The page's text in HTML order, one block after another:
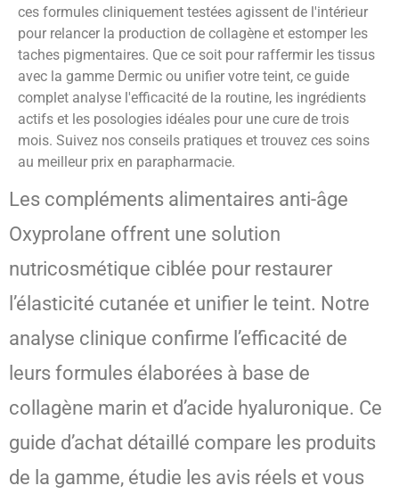
ces formules cliniquement testées agissent de l'intérieur
pour relancer la production de collagène et estomper les
taches pigmentaires. Que ce soit pour raffermir les tissus
avec la gamme Dermic ou unifier votre teint, ce guide
complet analyse l'efficacité de la routine, les ingrédients
actifs et les posologies idéales pour une cure de trois
mois. Suivez nos conseils pratiques et trouvez ces soins
au meilleur prix en parapharmacie.
Les compléments alimentaires anti-âge
Oxyprolane offrent une solution
nutricosmétique ciblée pour restaurer
l’élasticité cutanée et unifier le teint. Notre
analyse clinique confirme l’efficacité de
leurs formules élaborées à base de
collagène marin et d’acide hyaluronique. Ce
guide d’achat détaillé compare les produits
de la gamme, étudie les avis réels et vous